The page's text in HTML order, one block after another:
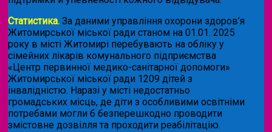
Статистика. За даними управління охорони здоров’я
Житомирської міської ради станом на 01.01. 2025
року в місті Житомирі перебувають на обліку у
сімейних лікарів комунального підприємства
«Центр первинної медико-санітарної допомоги»
Житомирської міської ради 1209 дітей з
інвалідністю. Наразі у місті недостатньо
громадських місць, де діти з особливими освітніми
потребами могли б безперешкодно проводити
змістовне дозвілля та проходити реабілітацію.